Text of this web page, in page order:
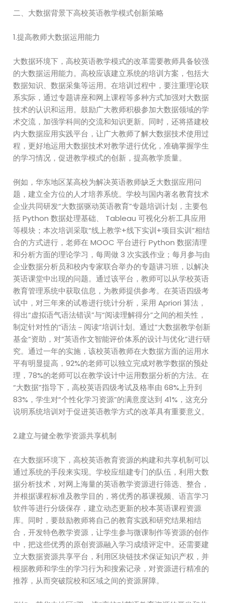
二、大数据背景下高校英语教学模式创新策略
1.提高教师大数据运用能力
大数据环境下，高校英语教学模式的改革需要教师具备较强
的大数据运用能力。高校应该建立系统的培训方案，包括大
数据知识、数据采集等运用。在培训过程中，要注重理论联
系实际，通过专题讲座和网上课程等多种方式加强对大数据
技术的认识和运用。鼓励广大教师积极参加大数据领域的学
术交流，加强学科间的交流和知识更新。同时，还将搭建校
内大数据应用实践平台，让广大教师了解大数据技术使用过
程，更好地运用大数据技术对教学进行优化，准确掌握学生
的学习情况，促进教学模式的创新，提高教学质量。
例如，华东地区某高校为解决英语教师缺乏大数据应用问
题，建立全方位的人才培养系统。学校与国内著名教育技术
企业共同研发“大数据驱动英语教育”专题培训计划，主要包
括 Python 数据处理基础、 Tableau 可视化分析工具应用
等模块；本次培训采取“线上教学+线下实训+项目实训”相结
合的方式进行，老师在 MOOC 平台进行 Python 数据清理
和分析方面的理论学习，每周做 3 次实践作业；每月参与由
企业数据分析员和校内专家联合举办的专题讲习班，以解决
英语课堂中出现的问题。通过该平台，教师可以从学校英语
教育管理系统中获取信息，为教师提供参考。在英语四级考
试中，对三年来的试卷进行统计分析，采用 Apriori 算法，
得出“虚拟语气语法错误”与“阅读理解得分”之间的相关性，
制定针对性的“语法－阅读”培训计划。通过“大数据教学创新
基金”资助，对“英语作文智能评价体系的设计与优化”进行研
究。通过一年的实施，该校英语教师在大数据方面的运用水
平有明显提高，92%的老师可以独立完成对教学数据的预处
理，78%的老师可以在教学设计中运用数据分析的方法。在
“大数据”指导下，高校英语四级考试及格率由 68%上升到
83%，学生对“个性化学习资源”的满意度达到 41%，这充分
说明系统培训对于促进英语教学方式的改革具有重要意义。
2.建立与健全教学资源共享机制
在大数据环境下，高校英语教育资源的构建和共享机制可以
通过系统的手段来实现。学校应组建专门的队伍，利用大数
据分析技术，对网上海量的英语教学资源进行筛选、整合，
并根据课程标准及教学目的，将优秀的慕课视频、语言学习
软件等进行分级保存，建立动态更新的校本英语课程资源
库。同时，要鼓励教师将自己的教育实践和研究结果相结
合，开发特色教学资源，让学生参与微课制作等资源的创作
中，把这些优秀的原创资源融入学习成绩评定中。还需要建
立大数据资源共享平台，利用区块链技术保证知识产权，并
根据教师和学生的学习行为和搜索记录，对资源进行精准的
推荐，从而突破院校和区域之间的资源屏障。